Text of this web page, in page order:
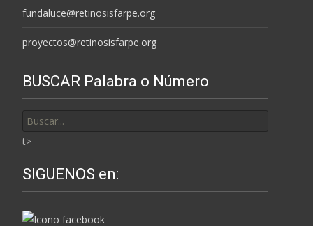
fundaluce@retinosisfarpe.org
proyectos@retinosisfarpe.org
BUSCAR Palabra o Número
por:
t>
SIGUENOS en: